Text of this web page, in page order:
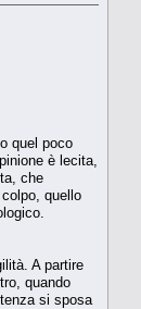
quel poco
è lecita,
che
quello
A partire
quando
si sposa